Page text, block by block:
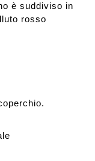
è suddiviso in
rosso